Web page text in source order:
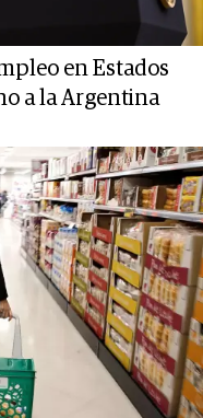
en Estados
a la Argentina